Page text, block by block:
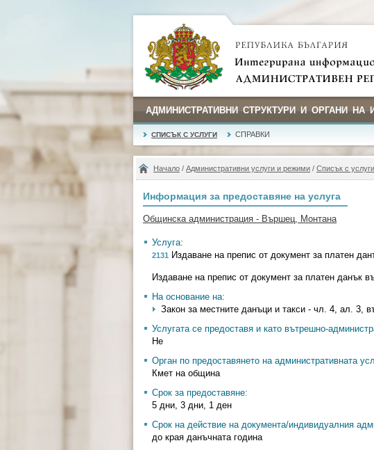
АДМИНИСТРАТИВНИ СТРУКТУРИ И ОРГАНИ НА
СПИСЪК С УСЛУГИ СПРАВКИ
Начало / Административни услуги и режими / Списък с услуги
Информация за предоставяне на услуга
Общинска администрация - Вършец, Монтана
Услуга:
2131 Издаване на препис от документ за платен
Издаване на препис от документ за платен данък
На основание на:
Закон за местните данъци и такси - чл. 4, ал. 3,
Услугата се предоставя и като вътрешно-
Не
Орган по предоставянето на административната
Кмет на община
Срок за предоставяне:
5 дни, 3 дни, 1 ден
Срок на действие на документа/индивидуалния
до края данъчната година